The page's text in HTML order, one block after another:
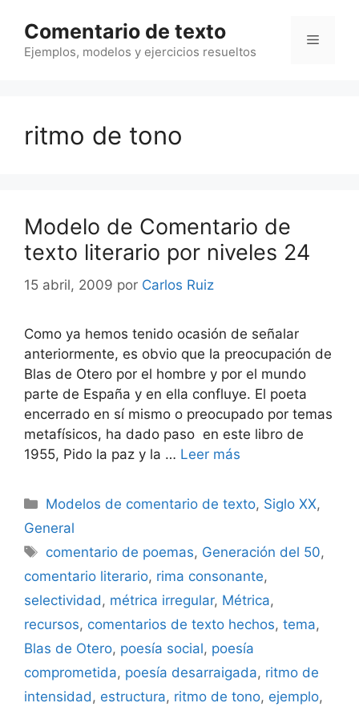
contenido
Comentario de texto
Ejemplos, modelos y ejercicios resueltos
Menú
ritmo de tono
Modelo de Comentario de
texto literario por niveles 24
15 abril, 2009 por Carlos Ruiz
Como ya hemos tenido ocasión de señalar
anteriormente, es obvio que la preocupación de
Blas de Otero por el hombre y por el mundo
parte de España y en ella confluye. El poeta
encerrado en sí mismo o preocupado por temas
metafísicos, ha dado paso en este libro de
1955, Pido la paz y la … Leer más
Categorías
Modelos de comentario de texto, Siglo XX,
General
Etiquetas
comentario de poemas, Generación del 50,
comentario literario, rima consonante,
selectividad , métrica irregular, Métrica,
recursos, comentarios de texto hechos, tema,
Blas de Otero, poesía social, poesía
comprometida, poesía desarraigada, ritmo de
intensidad , estructura, ritmo de tono, ejemplo,